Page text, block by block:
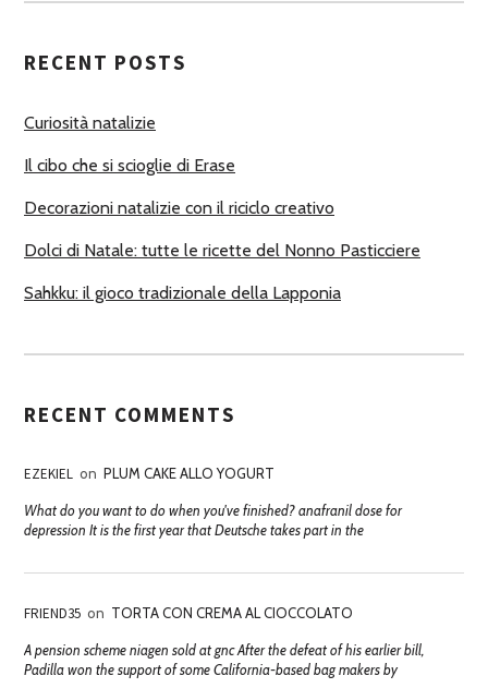
U
O
I
RECENT POSTS
Curiosità natalizie
Il cibo che si scioglie di Erase
Decorazioni natalizie con il riciclo creativo
Dolci di Natale: tutte le ricette del Nonno Pasticciere
Sahkku: il gioco tradizionale della Lapponia
RECENT COMMENTS
EZEKIEL on PLUM CAKE ALLO YOGURT
What do you want to do when you've finished? anafranil dose for
depression It is the first year that Deutsche takes part in the
FRIEND35 on TORTA CON CREMA AL CIOCCOLATO
A pension scheme niagen sold at gnc After the defeat of his earlier bill,
Padilla won the support of some California-based bag makers by